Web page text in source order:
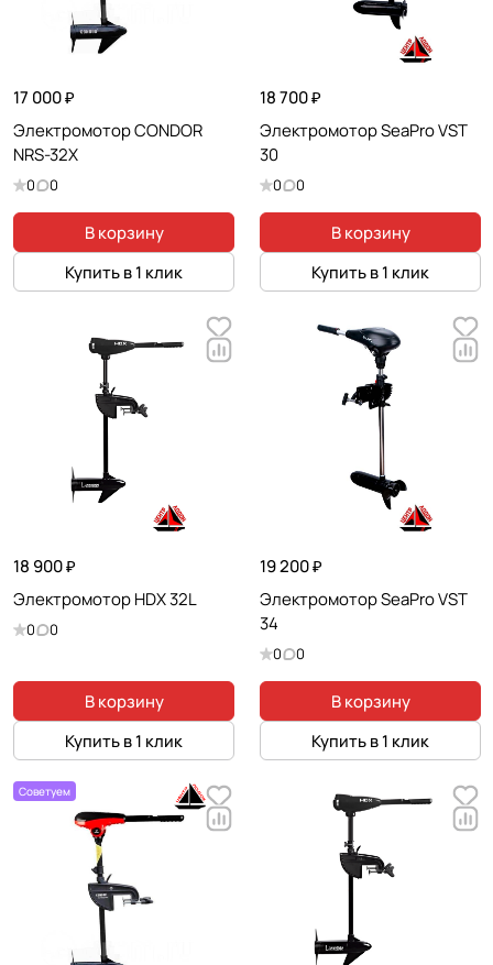
17 000 ₽
Электромотор CONDOR
NRS-32X
0 0
В корзину
Купить в 1 клик
18 700 ₽
Электромотор SeaPro VST
30
0 0
В корзину
Купить в 1 клик
18 900 ₽
Электромотор HDX 32L
0 0
В корзину
Купить в 1 клик
19 200 ₽
Электромотор SeaPro VST
34
0 0
В корзину
Купить в 1 клик
Советуем